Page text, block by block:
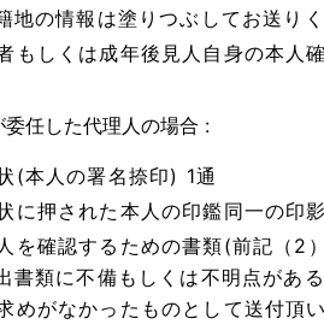
地の情報は塗りつぶしてお送りく
もしくは成年後見人自身の本人
委任した代理人の場合 :
(本人の署名捺印) 1通
に押された本人の印鑑同一の印
を確認するための書類(前記（2
書類に不備もしくは不明点があ
めがなかったものとして送付頂